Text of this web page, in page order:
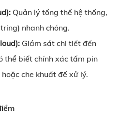
Quản lý tổng thể hệ thống,
nhanh chóng.
Giám sát chi tiết đến
thể biết chính xác tấm pin
che khuất để xử lý.